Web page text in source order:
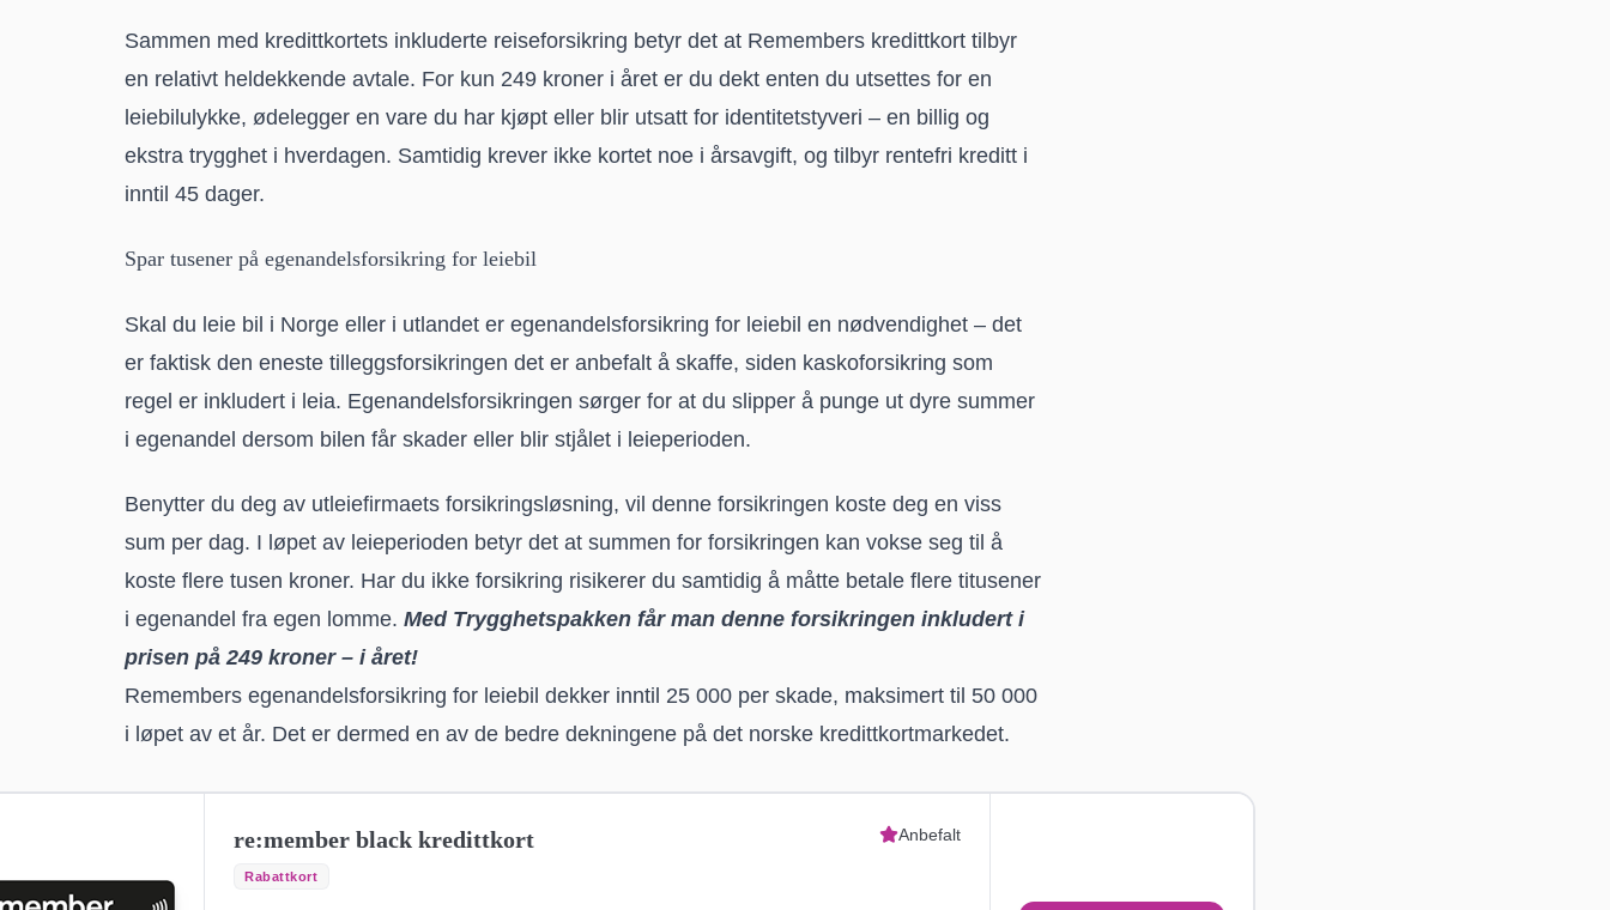
Sammen med kredittkortets inkluderte reiseforsikring betyr det at Remembers kredittkort tilbyr
en relativt heldekkende avtale. For kun 249 kroner i året er du dekt enten du utsettes for en
leiebilulykke, ødelegger en vare du har kjøpt eller blir utsatt for identitetstyveri – en billig og
ekstra trygghet i hverdagen. Samtidig krever ikke kortet noe i årsavgift, og tilbyr rentefri kreditt i
inntil 45 dager.
Spar tusener på egenandelsforsikring for leiebil
Skal du leie bil i Norge eller i utlandet er egenandelsforsikring for leiebil en nødvendighet – det
er faktisk den eneste tilleggsforsikringen det er anbefalt å skaffe, siden kaskoforsikring som
regel er inkludert i leia. Egenandelsforsikringen sørger for at du slipper å punge ut dyre summer
i egenandel dersom bilen får skader eller blir stjålet i leieperioden.
Benytter du deg av utleiefirmaets forsikringsløsning, vil denne forsikringen koste deg en viss
sum per dag. I løpet av leieperioden betyr det at summen for forsikringen kan vokse seg til å
koste flere tusen kroner. Har du ikke forsikring risikerer du samtidig å måtte betale flere titusener
i egenandel fra egen lomme. Med Trygghetspakken får man denne forsikringen inkludert i
prisen på 249 kroner – i året!
Remembers egenandelsforsikring for leiebil dekker inntil 25 000 per skade, maksimert til 50 000
i løpet av et år. Det er dermed en av de bedre dekningene på det norske kredittkortmarkedet.
re:member black kredittkort
Rabattkort
Anbefalt